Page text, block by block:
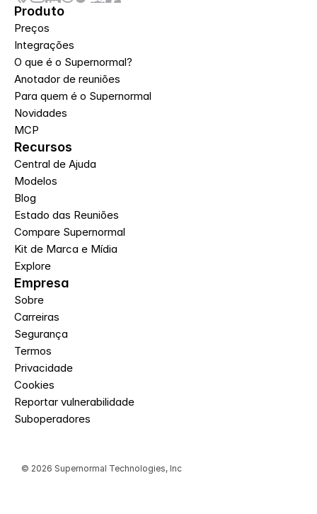
Produto
Preços
Integrações
O que é o Supernormal?
Anotador de reuniões
Para quem é o Supernormal
Novidades
MCP
Recursos
Central de Ajuda
Modelos
Blog
Estado das Reuniões
Compare Supernormal
Kit de Marca e Mídia
Explore
Empresa
Sobre
Carreiras
Segurança
Termos
Privacidade
Cookies
Reportar vulnerabilidade
Suboperadores
© 2026 Supernormal Technologies, Inc